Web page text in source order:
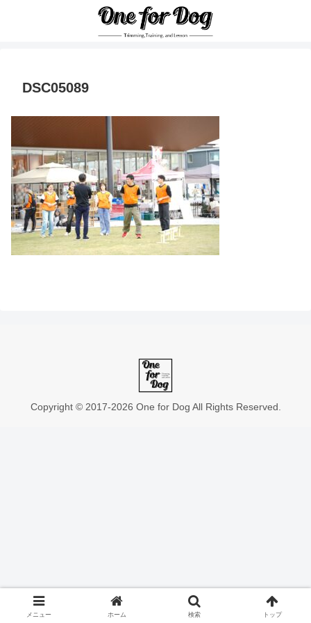
DSC05089
Copyright © 2017-2026 One for Dog All Rights Reserved.
メニュー ホーム 検索 トップ